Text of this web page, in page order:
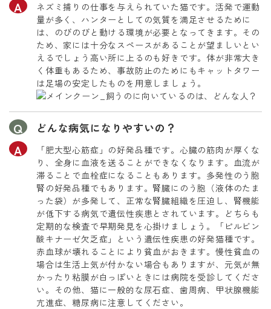
ネズミ捕りの仕事を与えられていた猫です。活発で運動
量が多く、ハンターとしての気質を満足させるために
は、のびのびと動ける環境が必要となってきます。その
ため、家には十分なスペースがあることが望ましいとい
えるでしょう高い所に上るのも好きです。体が非常大き
く体重もあるため、事故防止のためにもキャットタワー
は足場の安定したものを用意しましょう。
どんな病気になりやすいの？
「肥大型心筋症」の好発品種です。心臓の筋肉が厚くな
り、全身に血液を送ることができなくなります。血流が
滞ることで血栓症になることもあります。多発性のう胞
腎の好発品種でもあります。腎臓にのう胞（液体のたま
った袋）が多発して、正常な腎臓組織を圧迫し、腎機能
が低下する病気で遺伝性疾患とされています。どちらも
定期的な検査で早期発見を心掛けましょう。「ピルビン
酸キナーゼ欠乏症」という遺伝性疾患の好発猫種です。
赤血球が壊れることにより貧血がおきます。慢性貧血の
場合は生活上気が付かない場合もありますが、元気が無
かったり粘膜が白っぽいときには病院を受診してくださ
い。その他、猫に一般的な尿石症、歯周病、甲状腺機能
亢進症、糖尿病に注意してください。